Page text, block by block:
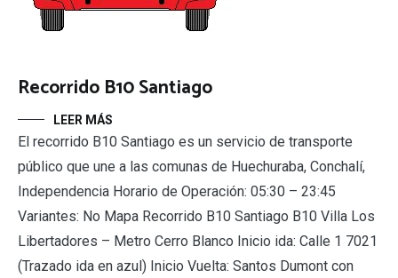
Recorrido B10 Santiago
LEER MÁS
El recorrido B10 Santiago es un servicio de transporte
público que une a las comunas de Huechuraba, Conchalí,
Independencia Horario de Operación: 05:30 – 23:45
Variantes: No Mapa Recorrido B10 Santiago B10 Villa Los
Libertadores – Metro Cerro Blanco Inicio ida: Calle 1 7021
(Trazado ida en azul) Inicio Vuelta: Santos Dumont con